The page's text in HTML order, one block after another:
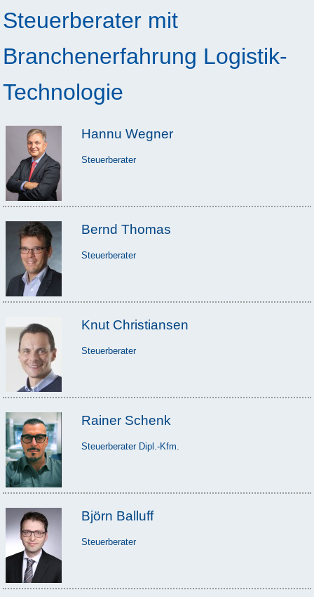
Steuerberater mit
Branchenerfahrung Logistik-
Technologie
Hannu Wegner
Steuerberater
Bernd Thomas
Steuerberater
Knut Christiansen
Steuerberater
Rainer Schenk
Steuerberater Dipl.-Kfm.
Björn Balluff
Steuerberater